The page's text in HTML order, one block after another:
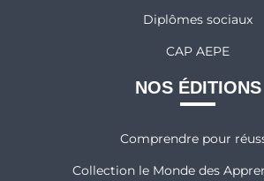
Diplômes sociaux
CAP AEPE
NOS ÉDITIONS
Comprendre pour
Collection le Monde des